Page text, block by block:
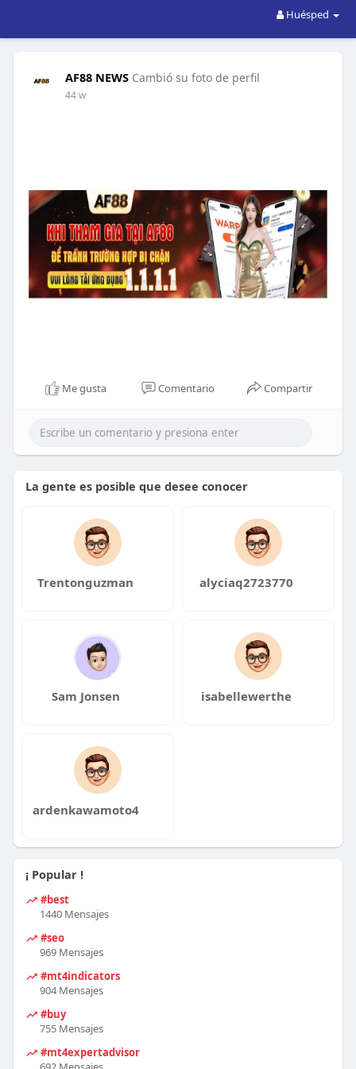
Huésped
AF88 NEWS Cambió su foto de perfil
44 w
Me gusta Comentario Compartir
La gente es posible que desee conocer
Trentonguzman alyciaq2723770
Sam Jonsen isabellewerthe
ardenkawamoto4
¡ Popular !
#best
1440 Mensajes
#seo
969 Mensajes
#mt4indicators
904 Mensajes
#buy
755 Mensajes
#mt4expertadvisor